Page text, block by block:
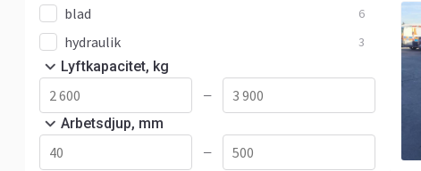
blad 6
hydraulik 3
Lyftkapacitet, kg
—
Arbetsdjup, mm
—